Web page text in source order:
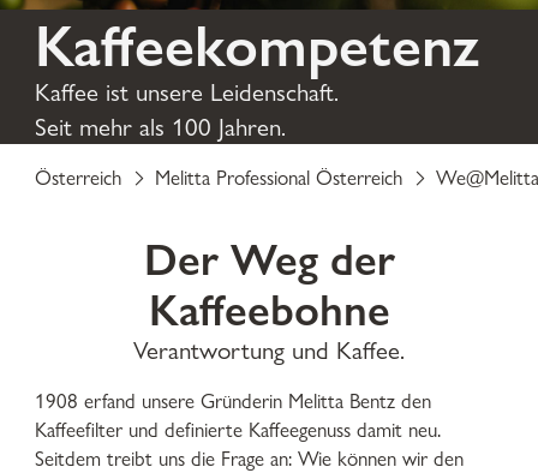
Kaffeekompetenz
Kaffee ist unsere Leidenschaft.
Seit mehr als 100 Jahren.
Österreich Melitta Professional Österreich We@Melitta
Der Weg der
Kaffeebohne
Verantwortung und Kaffee.
1908 erfand unsere Gründerin Melitta Bentz den
Kaffeefilter und definierte Kaffeegenuss damit neu.
Seitdem treibt uns die Frage an: Wie können wir den